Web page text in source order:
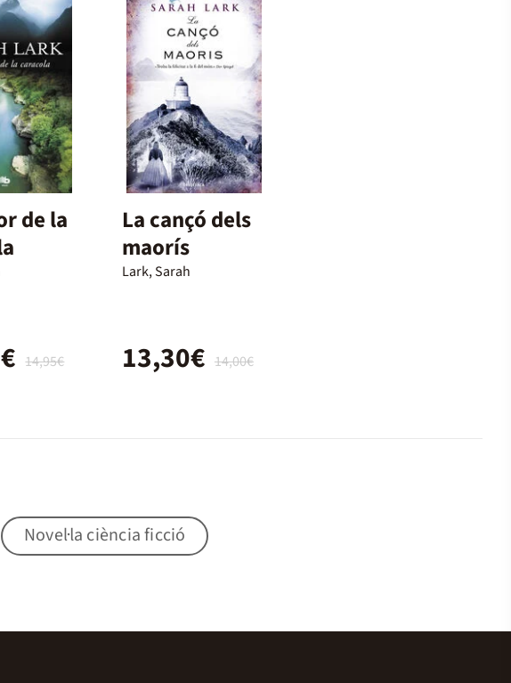
de la
14,95€
La cançó dels
maorís
Lark, Sarah
14,00€
13,30€
Novel·la ciència ficció